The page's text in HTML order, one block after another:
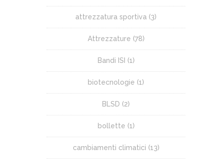
attrezzatura sportiva (3)
Attrezzature (78)
Bandi ISI (1)
biotecnologie (1)
BLSD (2)
bollette (1)
cambiamenti climatici (13)